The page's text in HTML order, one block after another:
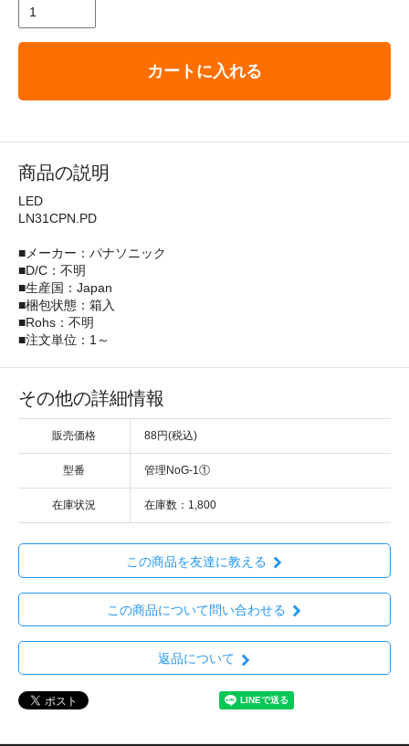
カートに入れる
商品の説明
LED
LN31CPN.PD
■メーカー：パナソニック
■D/C：不明
■生産国：Japan
■梱包状態：箱入
■Rohs：不明
■注文単位：1～
その他の詳細情報
販売価格 88円(税込)
型番 管理NoG-1①
在庫状況 在庫数：1,800
この商品を友達に教える
この商品について問い合わせる
返品について